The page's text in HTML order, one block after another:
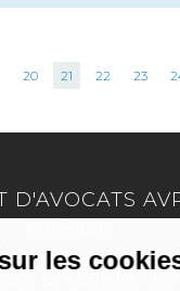
20 21 22 23
D'AVOCATS